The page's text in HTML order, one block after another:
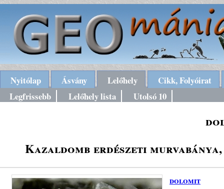
Nyitólap Ásvány Lelőhely
Cikk, Folyóirat
Legfrissebb
Lelőhely lista Utolsó 10
Kazaldomb erdészeti
dolomit